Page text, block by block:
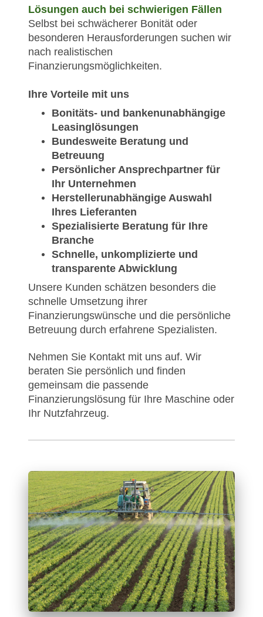
Lösungen auch bei schwierigen Fällen
Selbst bei schwächerer Bonität oder
besonderen Herausforderungen suchen wir
nach realistischen
Finanzierungsmöglichkeiten.
Ihre Vorteile mit uns
Bonitäts- und bankenunabhängige
Leasinglösungen
Bundesweite Beratung und
Betreuung
Persönlicher Ansprechpartner für
Ihr Unternehmen
Herstellerunabhängige Auswahl
Ihres Lieferanten
Spezialisierte Beratung für Ihre
Branche
Schnelle, unkomplizierte und
transparente Abwicklung
Unsere Kunden schätzen besonders die
schnelle Umsetzung ihrer
Finanzierungswünsche und die persönliche
Betreuung durch erfahrene Spezialisten.
Nehmen Sie Kontakt mit uns auf. Wir
beraten Sie persönlich und finden
gemeinsam die passende
Finanzierungslösung für Ihre Maschine oder
Ihr Nutzfahrzeug.